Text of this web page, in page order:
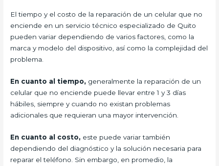
El tiempo y el costo de la reparación de un celular que no
enciende en un servicio técnico especializado de Quito
pueden variar dependiendo de varios factores, como la
marca y modelo del dispositivo, así como la complejidad del
problema.
En cuanto al tiempo, generalmente la reparación de un
celular que no enciende puede llevar entre 1 y 3 días
hábiles, siempre y cuando no existan problemas
adicionales que requieran una mayor intervención.
En cuanto al costo, este puede variar también
dependiendo del diagnóstico y la solución necesaria para
reparar el teléfono. Sin embargo, en promedio, la